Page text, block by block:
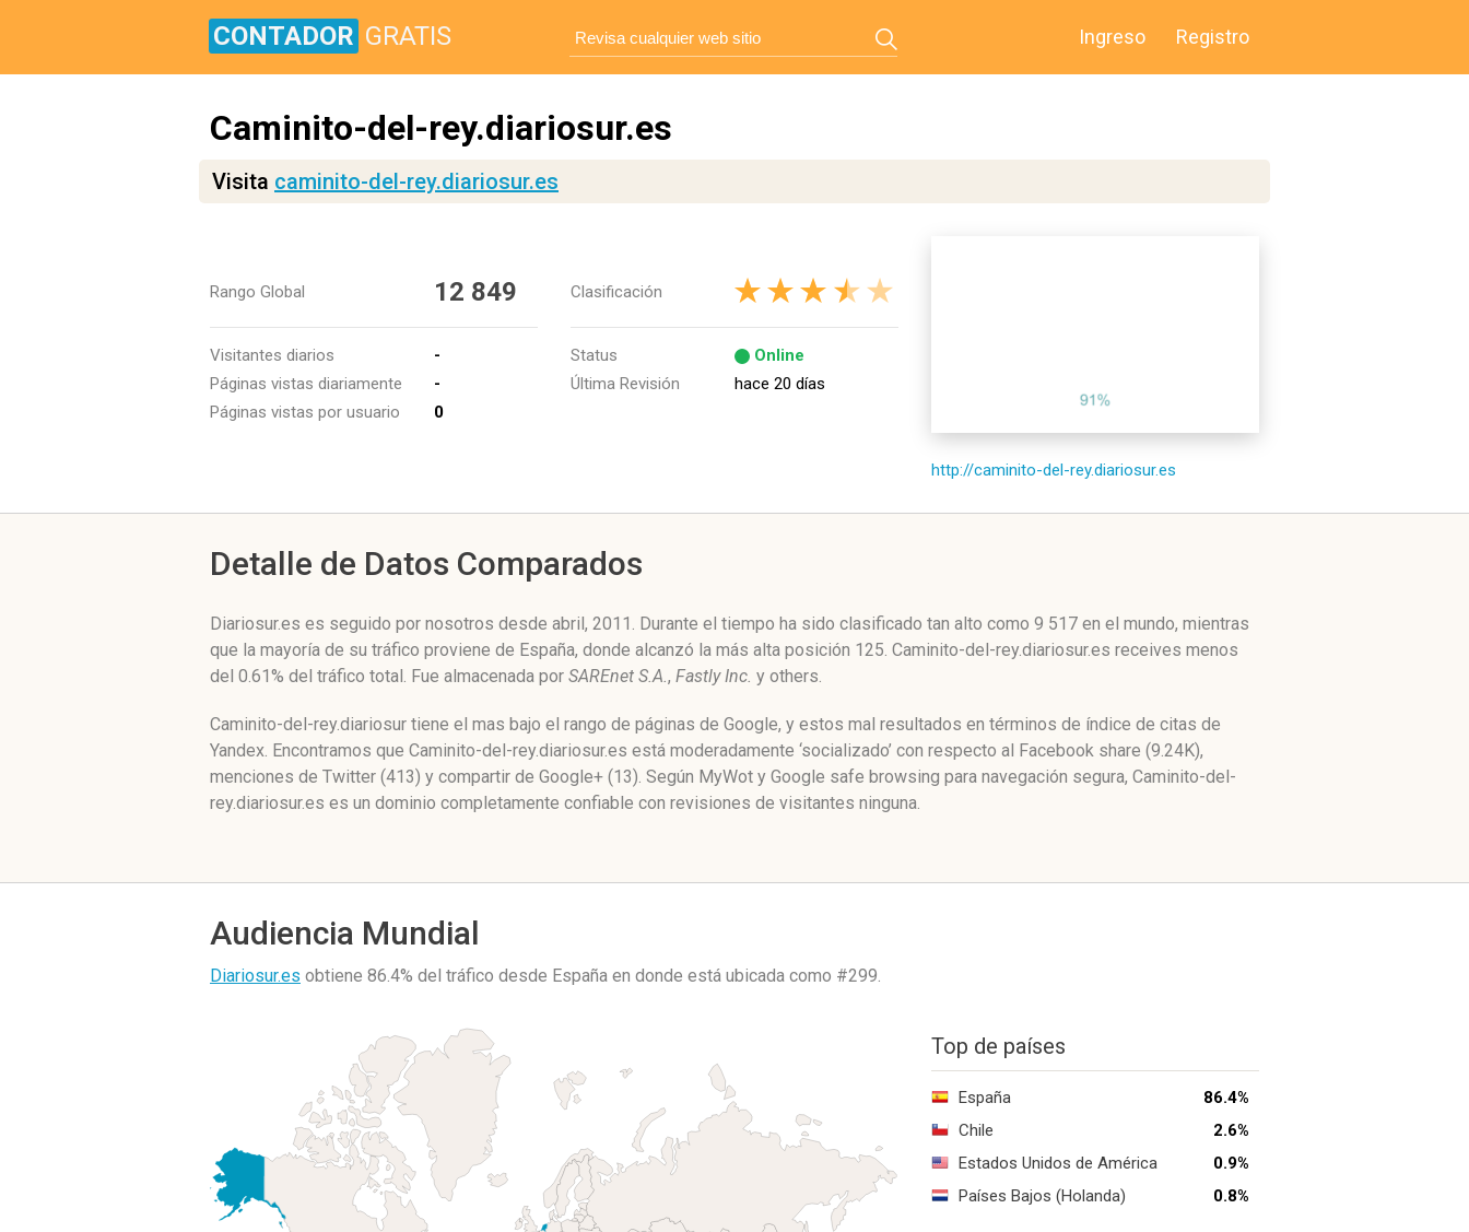
CONTADOR GRATIS Ingreso Registro
Caminito-del-rey.diariosur.es
Visita caminito-del-rey.diariosur.es
Rango Global 12 849
Visitantes diarios
-
Páginas vistas diariamente
-
Páginas vistas por usuario
0
Clasificación
Status
Online
Última Revisión
hace 20 días
http://caminito-del-rey.diariosur.es
Detalle de Datos Comparados
Diariosur.es es seguido por nosotros desde abril, 2011. Durante el tiempo ha sido clasificado tan alto como 9 517 en el mundo, mientras
que la mayoría de su tráfico proviene de España, donde alcanzó la más alta posición 125. Caminito-del-rey.diariosur.es receives menos
del 0.61% del tráfico total. Fue almacenada por SAREnet S.A., Fastly Inc. y others.
Caminito-del-rey.diariosur tiene el mas bajo el rango de páginas de Google, y estos mal resultados en términos de índice de citas de
Yandex. Encontramos que Caminito-del-rey.diariosur.es está moderadamente ‘socializado’ con respecto al Facebook share (9.24K),
menciones de Twitter (413) y compartir de Google+ (13). Según MyWot y Google safe browsing para navegación segura, Caminito-del-
rey.diariosur.es es un dominio completamente confiable con revisiones de visitantes ninguna.
Audiencia Mundial
Diariosur.es obtiene 86.4% del tráfico desde España en donde está ubicada como #299.
Top de países
España
86.4%
Chile
2.6%
Estados Unidos de América
0.9%
Países Bajos (Holanda)
0.8%